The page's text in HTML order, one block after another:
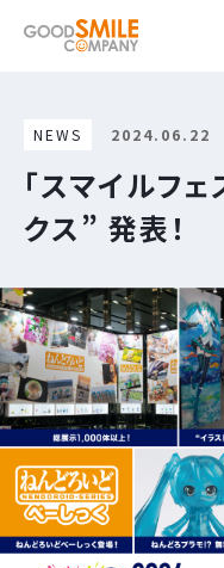
NEWS 2024.06.22
「スマイルフ
クス” 発表！